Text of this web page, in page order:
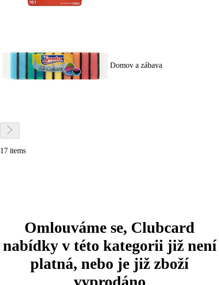
Domov a zábava
17 items
Omlouváme se, Clubcard
nabídky v této kategorii již není
platná, nebo je již zboží